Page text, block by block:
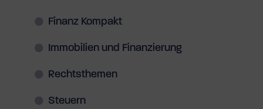
Finanz Kompakt
Immobilien und Finanzierung
Rechtsthemen
Steuern